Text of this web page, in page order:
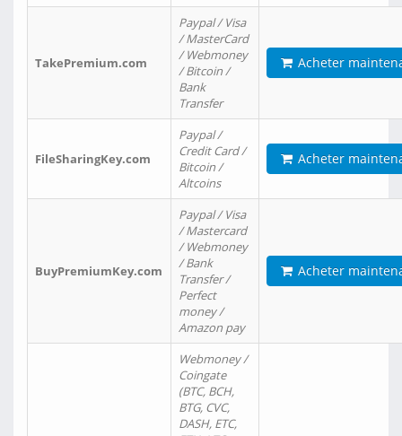
TakePremium.com
Paypal / Visa
/ MasterCard
/ Webmoney
/ Bitcoin /
Bank
Transfer
Acheter
FileSharingKey.com
Paypal /
Credit Card /
Bitcoin /
Altcoins
Acheter
BuyPremiumKey.com
Paypal / Visa
/ Mastercard
/ Webmoney
/ Bank
Transfer /
Perfect
money /
Amazon pay
Acheter
Webmoney /
Coingate
(BTC, BCH,
BTG, CVC,
DASH, ETC,